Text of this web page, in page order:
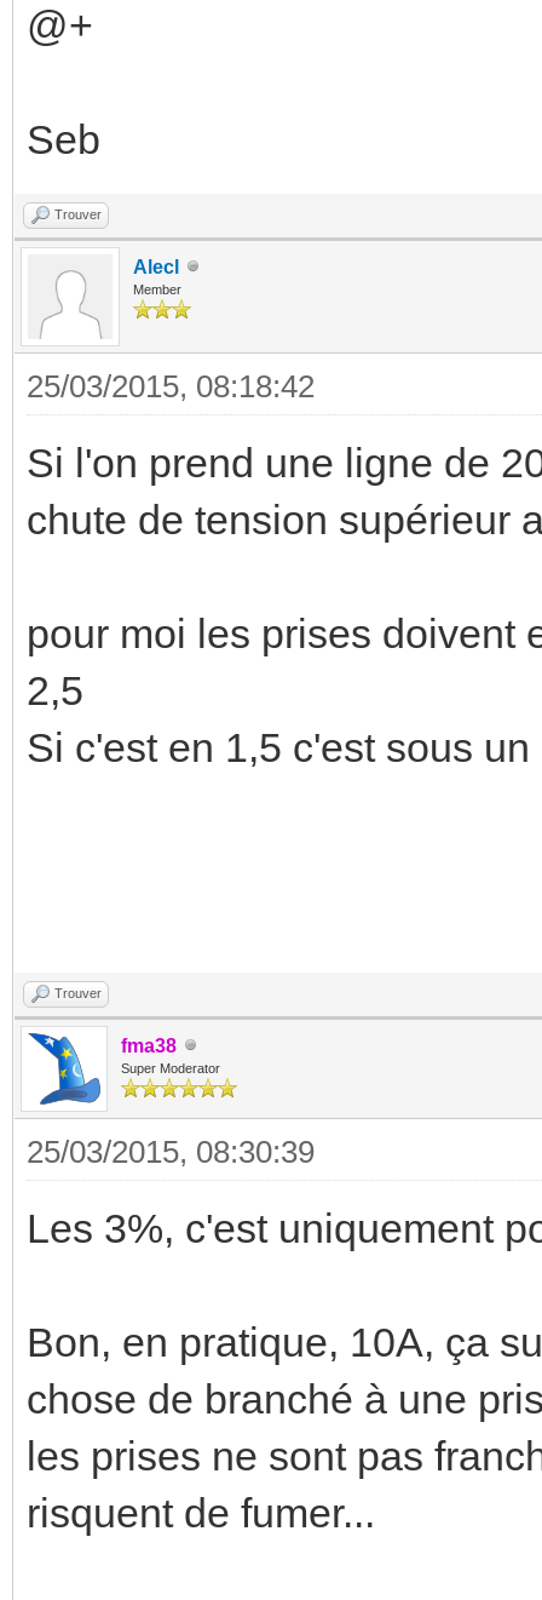
@+
Seb
Trouver
Alecl
Member
25/03/2015, 08:18:42
Si l'on prend une ligne de
chute de tension supérieur
pour moi les prises doivent
2,5
Si c'est en 1,5 c'est sous
Trouver
fma38
Super Moderator
25/03/2015, 08:30:39
Les 3%, c'est uniquement
Bon, en pratique, 10A, ça
chose de branché à une
les prises ne sont pas
risquent de fumer...